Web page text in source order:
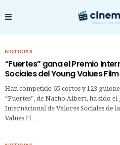
NOTICIAS
“Fuertes” gana el Premio
Sociales del Young Values
Han competido 65 cortos y 123
“Fuertes”, de Nacho Albert, ha sido
Internacional de Valores Sociales de
Values Fi…